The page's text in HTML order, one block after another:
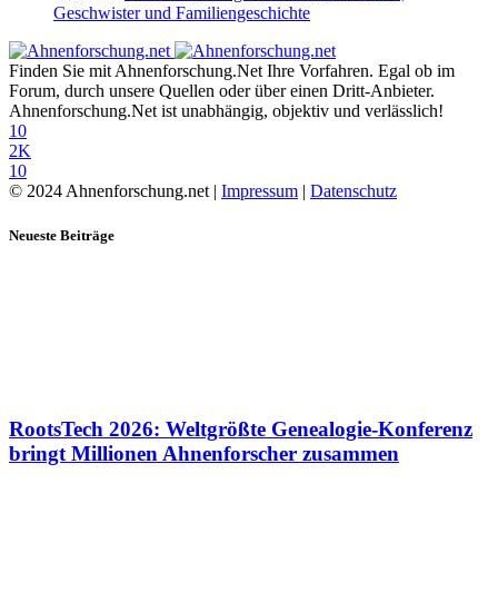
Geschwister und Familiengeschichte
Finden Sie mit Ahnenforschung.Net Ihre Vorfahren. Egal ob im
Forum, durch unsere Quellen oder über einen Dritt-Anbieter.
Ahnenforschung.Net ist unabhängig, objektiv und verlässlich!
10
2K
10
© 2024 Ahnenforschung.net | Impressum Datenschutz
Neueste Beiträge
RootsTech 2026: Weltgrößte Genealogie-Konferenz
bringt Millionen Ahnenforscher zusammen